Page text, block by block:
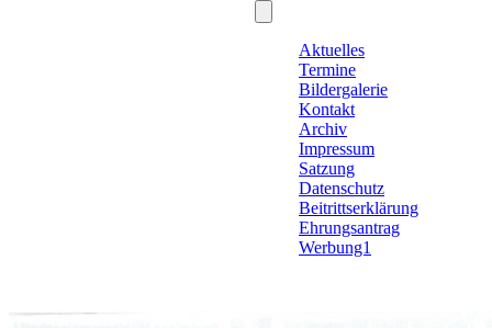
Aktuelles
Termine
Bildergalerie
Kontakt
Archiv
Impressum
Satzung
Datenschutz
Beitrittserklärung
Ehrungsantrag
Werbung1